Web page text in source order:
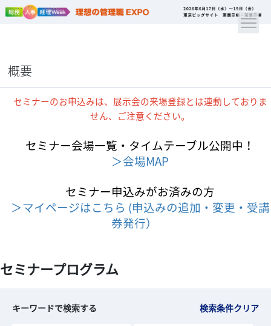
概要
セミナーのお申込みは、展示会の来場登録とは連動しておりま
せん、ご注意ください。
セミナー会場一覧・タイムテーブル公開中！
＞会場MAP
セミナー申込みがお済みの方
＞マイページはこちら (申込みの追加・変更・受講
券発行）
セミナープログラム
キーワードで検索する 検索条件クリア